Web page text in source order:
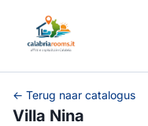
← Terug naar catalogus
Villa Nina